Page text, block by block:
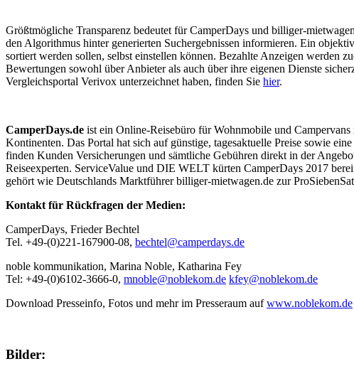
Größtmögliche Transparenz bedeutet für CamperDays und billiger-
den Algorithmus hinter generierten Suchergebnissen informieren. Ein
sortiert werden sollen, selbst einstellen können. Bezahlte Anzeigen werden
Bewertungen sowohl über Anbieter als auch über ihre eigenen Dienste
Vergleichsportal Verivox unterzeichnet haben, finden Sie hier.
CamperDays.de ist ein Online-Reisebüro für Wohnmobile und
Kontinenten. Das Portal hat sich auf günstige, tagesaktuelle Preise sowie
finden Kunden Versicherungen und sämtliche Gebühren direkt in der
Reiseexperten. ServiceValue und DIE WELT kürten CamperDays 2017
gehört wie Deutschlands Marktführer billiger-mietwagen.de zur
Kontakt für Rückfragen der Medien:
CamperDays, Frieder Bechtel
Tel. +49-(0)221-167900-08, bechtel@camperdays.de
noble kommunikation, Marina Noble, Katharina Fey
Tel: +49-(0)6102-3666-0, mnoble@noblekom.de kfey@noblekom.de
Download Presseinfo, Fotos und mehr im Presseraum aufwww.noblekom.de
Bilder: